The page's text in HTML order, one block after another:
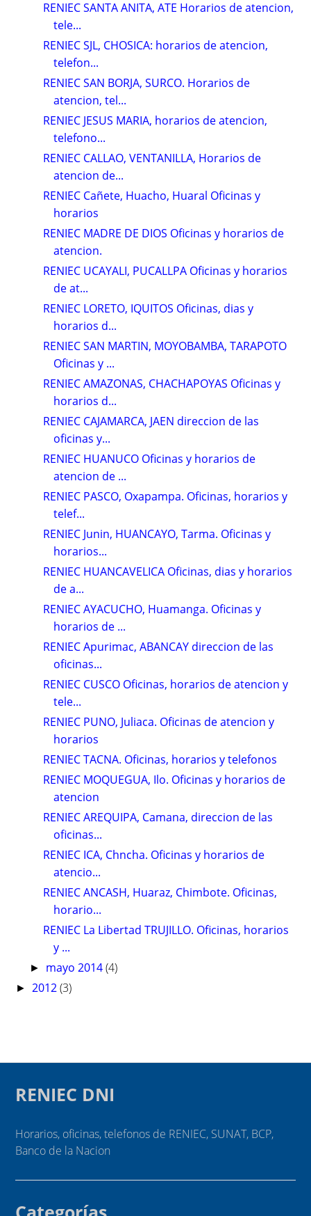
RENIEC SANTA ANITA, ATE Horarios de atencion,
tele...
RENIEC SJL, CHOSICA: horarios de atencion,
telefon...
RENIEC SAN BORJA, SURCO. Horarios de
atencion, tel...
RENIEC JESUS MARIA, horarios de atencion,
telefono...
RENIEC CALLAO, VENTANILLA, Horarios de
atencion de...
RENIEC Cañete, Huacho, Huaral Oficinas y
horarios
RENIEC MADRE DE DIOS Oficinas y horarios de
atencion.
RENIEC UCAYALI, PUCALLPA Oficinas y horarios
de at...
RENIEC LORETO, IQUITOS Oficinas, dias y
horarios d...
RENIEC SAN MARTIN, MOYOBAMBA, TARAPOTO
Oficinas y ...
RENIEC AMAZONAS, CHACHAPOYAS Oficinas y
horarios d...
RENIEC CAJAMARCA, JAEN direccion de las
oficinas y...
RENIEC HUANUCO Oficinas y horarios de
atencion de ...
RENIEC PASCO, Oxapampa. Oficinas, horarios y
telef...
RENIEC Junin, HUANCAYO, Tarma. Oficinas y
horarios...
RENIEC HUANCAVELICA Oficinas, dias y horarios
de a...
RENIEC AYACUCHO, Huamanga. Oficinas y
horarios de ...
RENIEC Apurimac, ABANCAY direccion de las
oficinas...
RENIEC CUSCO Oficinas, horarios de atencion y
tele...
RENIEC PUNO, Juliaca. Oficinas de atencion y
horarios
RENIEC TACNA. Oficinas, horarios y telefonos
RENIEC MOQUEGUA, Ilo. Oficinas y horarios de
atencion
RENIEC AREQUIPA, Camana, direccion de las
oficinas...
RENIEC ICA, Chncha. Oficinas y horarios de
atencio...
RENIEC ANCASH, Huaraz, Chimbote. Oficinas,
horario...
RENIEC La Libertad TRUJILLO. Oficinas, horarios
y ...
► mayo 2014(4)
► 2012(3)
RENIEC DNI
Horarios, oficinas, telefonos de RENIEC, SUNAT, BCP,
Banco de la Nacion